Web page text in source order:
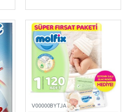
V00000BYTJA